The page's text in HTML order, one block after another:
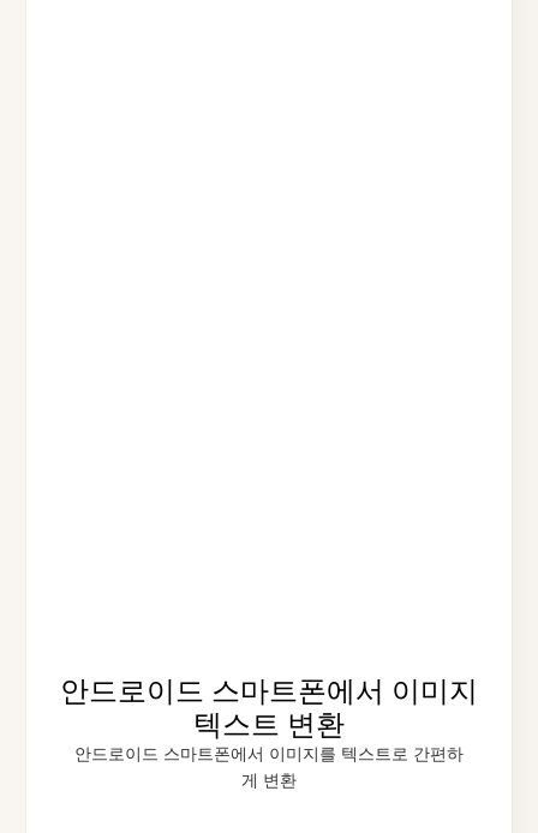
안드로이드 스마트폰에서 이미지
텍스트 변환
안드로이드 스마트폰에서 이미지를 텍스트로 간편하
게 변환